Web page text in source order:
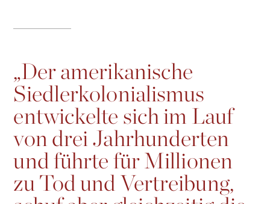
„Der amerikanische
Siedlerkolonialismus
entwickelte sich im Lauf
von drei Jahrhunderten
und führte für Millionen
zu Tod und Vertreibung,